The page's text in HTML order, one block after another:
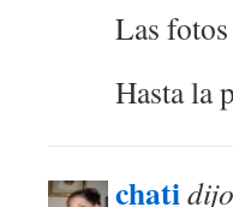
Las
Hasta la
chati